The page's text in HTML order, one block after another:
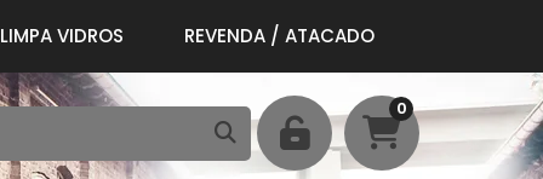
LIMPA VIDROS REVENDA / ATACADO
0